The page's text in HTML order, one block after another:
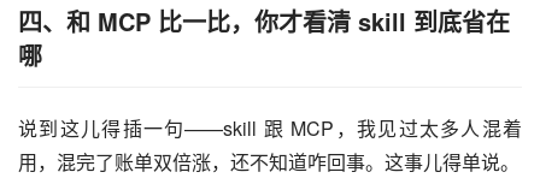
四、和 MCP 比一比，你才看清 skill 到底省在
哪
说到这儿得插一句——skill 跟 MCP，我见过太多人混着
用，混完了账单双倍涨，还不知道咋回事。这事儿得单说。